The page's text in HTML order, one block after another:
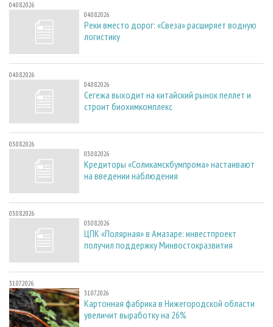
04.08.2026
04.08.2026
Реки вместо дорог: «Свеза» расширяет водную
логистику
04.08.2026
04.08.2026
Сегежа выходит на китайский рынок пеллет и
строит биохимкомплекс
03.08.2026
03.08.2026
Кредиторы «Соликамскбумпрома» настаивают
на введении наблюдения
03.08.2026
03.08.2026
ЦПК «Полярная» в Амазаре: инвестпроект
получил поддержку Минвостокразвития
31.07.2026
31.07.2026
Картонная фабрика в Нижегородской области
увеличит выработку на 26%